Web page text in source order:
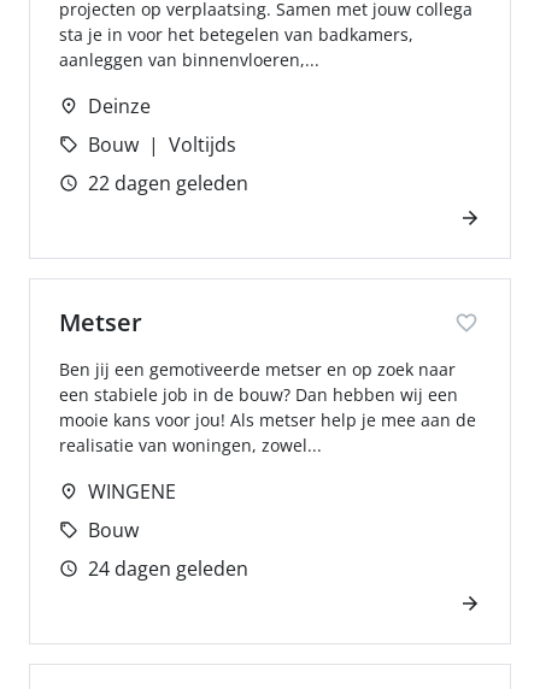
projecten op verplaatsing. Samen met jouw collega
sta je in voor het betegelen van badkamers,
aanleggen van binnenvloeren,...
Deinze
Bouw
Voltijds
22 dagen geleden
Metser
Ben jij een gemotiveerde metser en op zoek naar
een stabiele job in de bouw? Dan hebben wij een
mooie kans voor jou! Als metser help je mee aan de
realisatie van woningen, zowel...
WINGENE
Bouw
24 dagen geleden